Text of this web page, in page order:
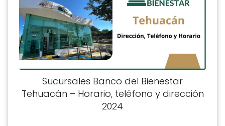
Sucursales Banco del Bienestar
Tehuacán – Horario, teléfono y dirección
2024